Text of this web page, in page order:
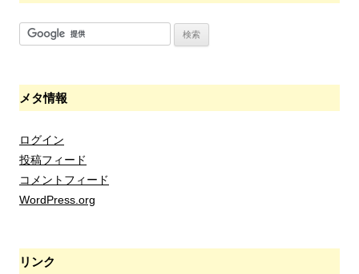
メタ情報
ログイン
投稿フィード
コメントフィード
WordPress.org
リンク